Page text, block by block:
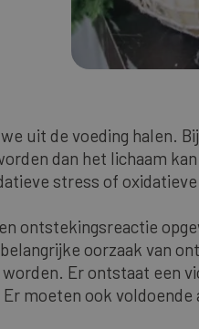
uit de voeding halen.
dan het lichaam
stress of
ontstekingsreactie
oorzaak van
Er ontstaat een
moeten ook voldoende